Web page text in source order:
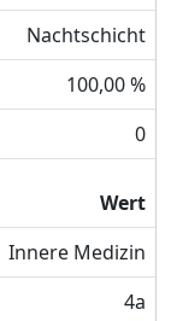
Nachtschicht
100,00 %
0
Wert
Innere Medizin
4a